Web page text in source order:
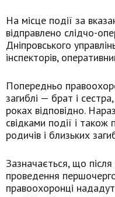
На місце події за
відправлено слідчо-
Дніпровського
інспекторів,
Попередньо
загиблі — брат і
роках відповідно.
свідками події і
родичів і близьких
Зазначається, що
проведення
правоохоронці